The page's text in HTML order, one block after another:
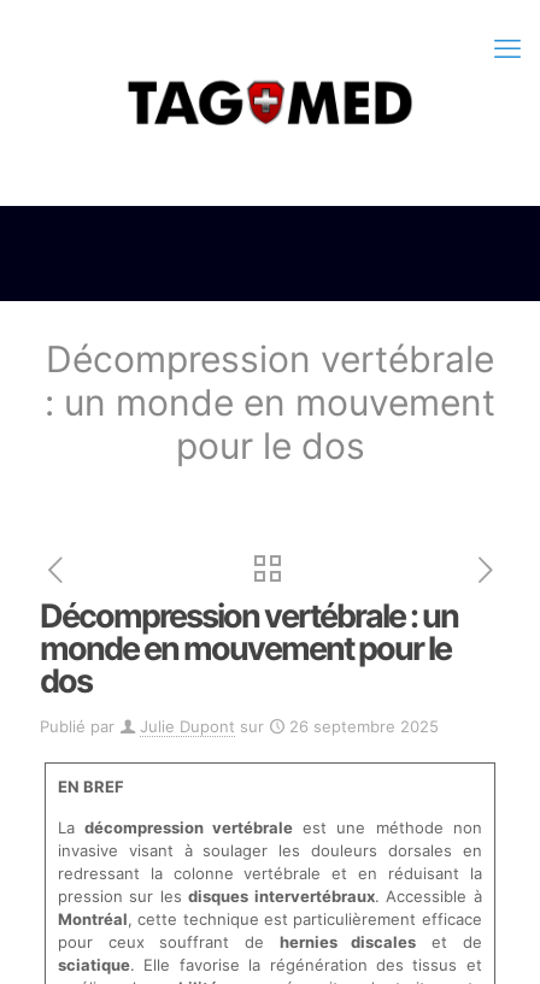
Décompression vertébrale
: un monde en mouvement
pour le dos
Décompression vertébrale : un
monde en mouvement pour le
dos
Publié par Julie Dupont sur 26 septembre 2025
EN BREF
La décompression vertébrale est une méthode non
invasive visant à soulager les douleurs dorsales en
redressant la colonne vertébrale et en réduisant la
pression sur lesdisques intervertébraux. Accessible à
Montréal, cette technique est particulièrement efficace
pour ceux souffrant de hernies discales et de
sciatique. Elle favorise la régénération des tissus et